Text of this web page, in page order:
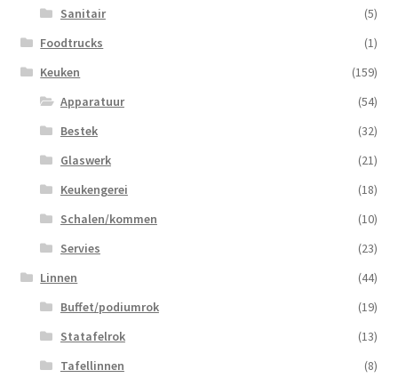
Sanitair
(5)
Foodtrucks
(1)
Keuken
(159)
Apparatuur
(54)
Bestek
(32)
Glaswerk
(21)
Keukengerei
(18)
Schalen/kommen
(10)
Servies
(23)
Linnen
(44)
Buffet/podiumrok
(19)
Statafelrok
(13)
Tafellinnen
(8)